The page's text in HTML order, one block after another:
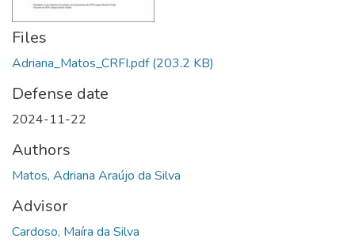
Files
Adriana_Matos_CRFI.pdf(203.2 KB)
Defense date
2024-11-22
Authors
Matos, Adriana Araújo da Silva
Advisor
Cardoso, Maíra da Silva